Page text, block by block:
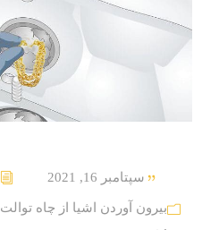
سپتامبر 16, 2021
بیرون آوردن اشیا از چاه توالت